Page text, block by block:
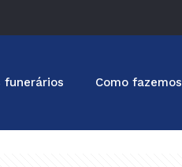
funerários Como fazemos